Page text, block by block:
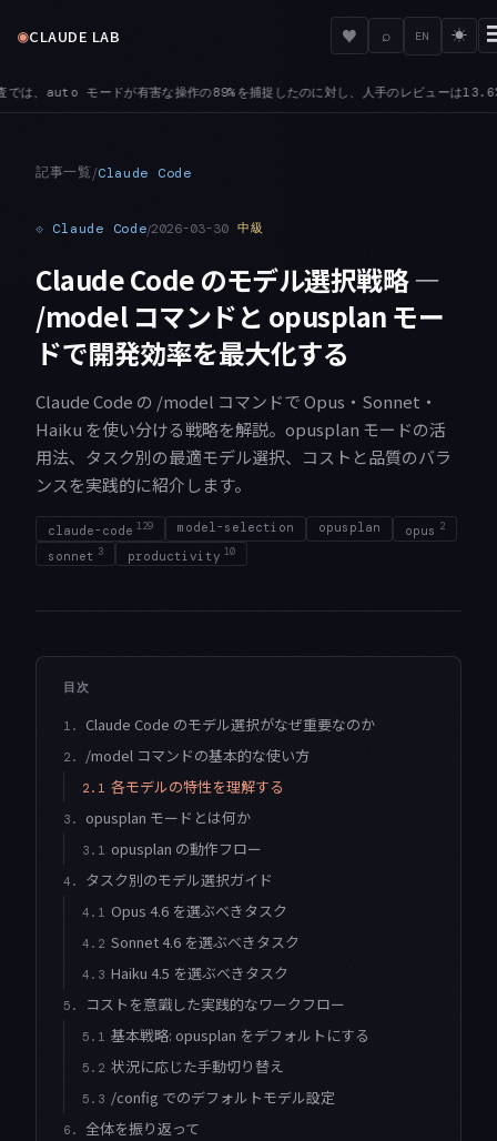
◉CLAUDE LAB ♥ ⌕ EN ☀
人手のレビューは13.6%でした●HABIT — 手動レビューは習慣になりやすく、
記事一覧/Claude Code
⟐ Claude Code/2026-03-30 中級
Claude Code のモデル選択戦略 —
/model コマンドと opusplan モー
ドで開発効率を最大化する
Claude Code の /model コマンドで Opus・Sonnet・
Haiku を使い分ける戦略を解説。opusplan モードの活
用法、タスク別の最適モデル選択、コストと品質のバラ
ンスを実践的に紹介します。
claude-code 129 model-selection opusplan opus 2
sonnet 3 productivity 10
目次
1. Claude Code のモデル選択がなぜ重要なのか
2. /model コマンドの基本的な使い方
2.1 各モデルの特性を理解する
3. opusplan モードとは何か
3.1 opusplan の動作フロー
4. タスク別のモデル選択ガイド
4.1 Opus 4.6 を選ぶべきタスク
4.2 Sonnet 4.6 を選ぶべきタスク
4.3 Haiku 4.5 を選ぶべきタスク
5. コストを意識した実践的なワークフロー
5.1 基本戦略: opusplan をデフォルトにする
5.2 状況に応じた手動切り替え
5.3 /config でのデフォルトモデル設定
6. 全体を振り返って